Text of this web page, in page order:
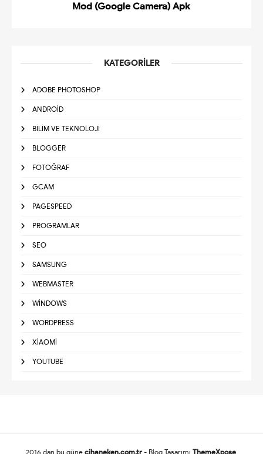
Mod (Google Camera) Apk
KATEGORILER
ADOBE PHOTOSHOP
ANDROID
BILIM VE TEKNOLOJI
BLOGGER
FOTOĞRAF
GCAM
PAGESPEED
PROGRAMLAR
SEO
SAMSUNG
WEBMASTER
WINDOWS
WORDPRESS
XIAOMI
YOUTUBE
2016 dan bu güne cihaneken.com.tr- Blog Tasarımı ThemeXpose,